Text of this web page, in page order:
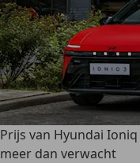
Prijs van Hyundai
meer dan verwacht